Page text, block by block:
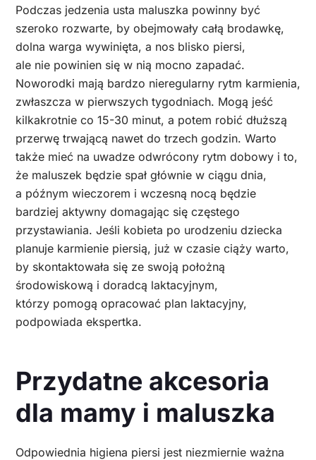
Podczas jedzenia usta maluszka powinny być
szeroko rozwarte, by obejmowały całą brodawkę,
dolna warga wywinięta, a nos blisko piersi,
ale nie powinien się w nią mocno zapadać.
Noworodki mają bardzo nieregularny rytm karmienia,
zwłaszcza w pierwszych tygodniach. Mogą jeść
kilkakrotnie co 15-30 minut, a potem robić dłuższą
przerwę trwającą nawet do trzech godzin. Warto
także mieć na uwadze odwrócony rytm dobowy i to,
że maluszek będzie spał głównie w ciągu dnia,
a późnym wieczorem i wczesną nocą będzie
bardziej aktywny domagając się częstego
przystawiania. Jeśli kobieta po urodzeniu dziecka
planuje karmienie piersią, już w czasie ciąży warto,
by skontaktowała się ze swoją położną
środowiskową i doradcą laktacyjnym,
którzy pomogą opracować plan laktacyjny,
podpowiada ekspertka.
Przydatne akcesoria
dla mamy i maluszka
Odpowiednia higiena piersi jest niezmiernie ważna